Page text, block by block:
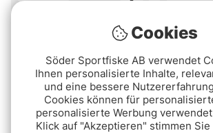
Cookies
Söder Sportfiske AB verwendet
Ihnen personalisierte Inhalte,
und eine bessere
Cookies können für
personalisierte Werbung
Klick auf "Akzeptieren" stimmen